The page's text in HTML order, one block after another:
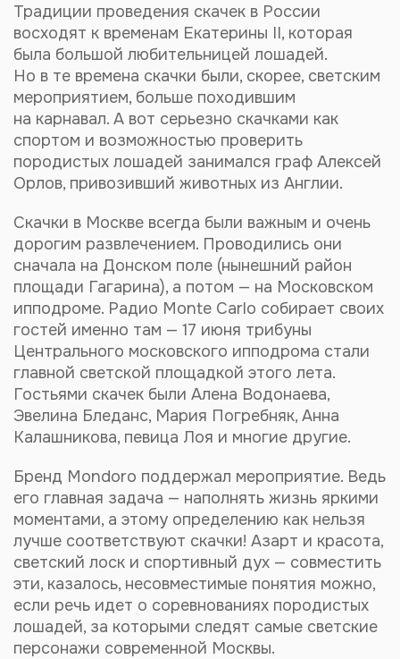
Традиции проведения скачек в России
восходят к временам Екатерины II, которая
была большой любительницей лошадей.
Но в те времена скачки были, скорее, светским
мероприятием, больше походившим
на карнавал. А вот серьезно скачками как
спортом и возможностью проверить
породистых лошадей занимался граф Алексей
Орлов, привозивший животных из Англии.
Скачки в Москве всегда были важным и очень
дорогим развлечением. Проводились они
сначала на Донском поле (нынешний район
площади Гагарина), а потом — на Московском
ипподроме. Радио Monte Carlo собирает своих
гостей именно там — 17 июня трибуны
Центрального московского ипподрома стали
главной светской площадкой этого лета.
Гостьями скачек были Алена Водонаева,
Эвелина Бледанс, Мария Погребняк, Анна
Калашникова, певица Лоя и многие другие.
Бренд Mondoro поддержал мероприятие. Ведь
его главная задача — наполнять жизнь яркими
моментами, а этому определению как нельзя
лучше соответствуют скачки! Азарт и красота,
светский лоск и спортивный дух — совместить
эти, казалось, несовместимые понятия можно,
если речь идет о соревнованиях породистых
лошадей, за которыми следят самые светские
персонажи современной Москвы.